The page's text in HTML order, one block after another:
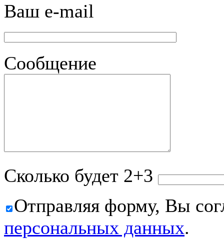
Ваш e-mail
Сообщение
Сколько будет 2+3
Отправляя форму, Вы
персональных данных.